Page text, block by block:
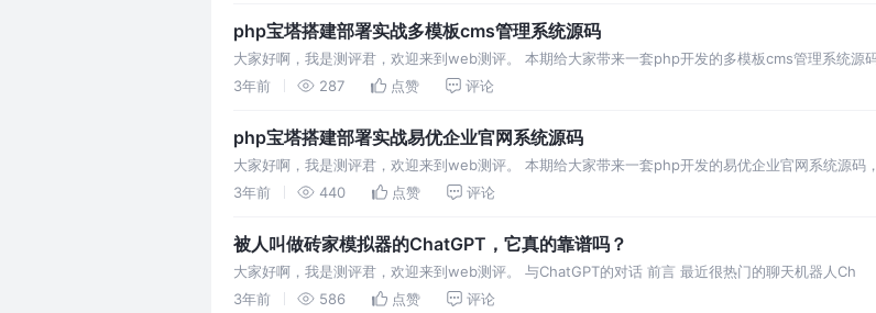
php宝塔搭建部署实战多模板cms管理系统源码
大家好啊，我是测评君，欢迎来到web测评。 本期给大家带来一套php开发的多模板cms管理系统源码
3年前
287 点赞 评论
php宝塔搭建部署实战易优企业官网系统源码
大家好啊，我是测评君，欢迎来到web测评。 本期给大家带来一套php开发的易优企业官网系统源码
3年前
440 点赞 评论
被人叫做砖家模拟器的ChatGPT，它真的靠谱吗？
大家好啊，我是测评君，欢迎来到web测评。 与ChatGPT的对话 前言 最近很热门的聊天机器人Ch
3年前
586 点赞 评论